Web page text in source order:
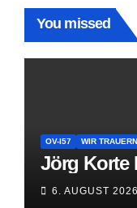
You missed
OV-I57 WIR TRAUERN
Jörg Korte
6. AUGUST 2026